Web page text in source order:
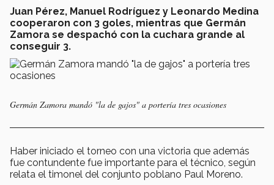
Juan Pérez, Manuel Rodríguez y Leonardo Medina
cooperaron con 3 goles, mientras que Germán
Zamora se despachó con la cuchara grande al
conseguir 3.
Germán Zamora mandó "la de gajos" a portería tres ocasiones
Haber iniciado el torneo con una victoria que además
fue contundente fue importante para el técnico, según
relata el timonel del conjunto poblano Paul Moreno.